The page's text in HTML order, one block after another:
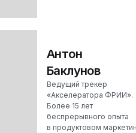
Антон
Баклунов
Ведущий трекер
«Акселератора ФРИИ».
Более 15 лет
беспрерывного опыта
в продуктовом